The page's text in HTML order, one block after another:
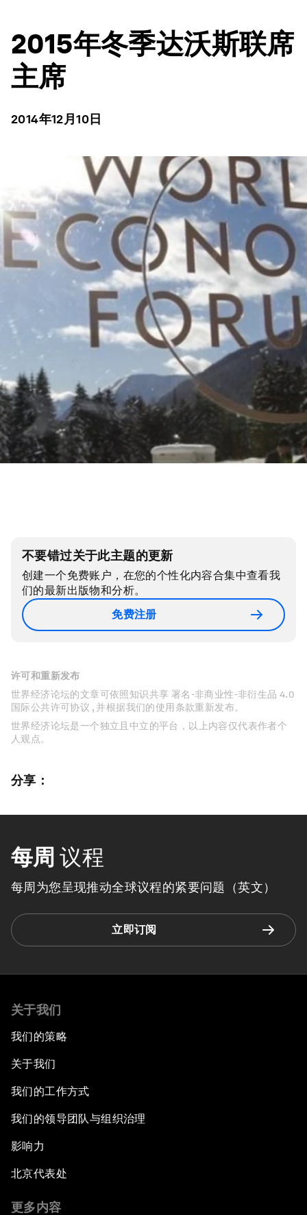
2015年冬季达沃斯联席
主席
2014年12月10日
不要错过关于此主题的更新
创建一个免费账户，在您的个性化内容合集中查看我
们的最新出版物和分析。
免费注册
许可和重新发布
世界经济论坛的文章可依照知识共享 署名-非商业性-非衍生品 4.0
国际公共许可协议 , 并根据我们的使用条款重新发布。
世界经济论坛是一个独立且中立的平台，以上内容仅代表作者个
人观点。
分享：
每周 议程
每周为您呈现推动全球议程的紧要问题（英文）
立即订阅
关于我们
我们的策略
关于我们
我们的工作方式
我们的领导团队与组织治理
影响力
北京代表处
更多内容